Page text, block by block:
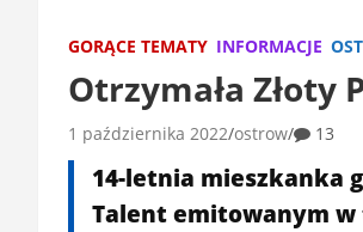
GORĄCE TEMATY INFORMACJE
Otrzymała Złoty
1 października 2022 ostrow 13
14-letnia mieszkanka
Talent emitowanym w